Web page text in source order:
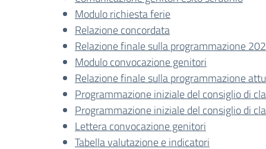
Modulo richiesta ferie
Relazione concordata
Relazione finale sulla programmazione
Modulo convocazione genitori
Relazione finale sulla programmazione
Programmazione iniziale del consiglio di
Programmazione iniziale del consiglio di
Lettera convocazione genitori
Tabella valutazione e indicatori